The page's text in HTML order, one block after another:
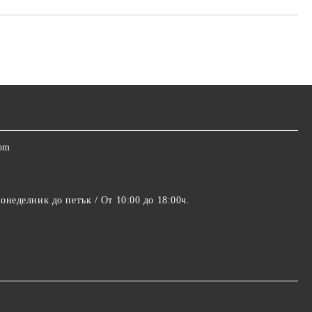
до петък / От 10:00 до 18:00ч.